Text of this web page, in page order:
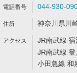
044-930-
神奈川県川
JR南武線
JR南武線
小田急線 和